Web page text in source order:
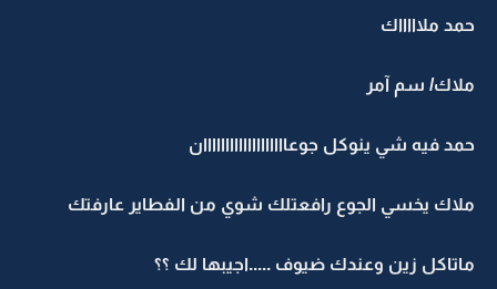
حمد ملاااااك
ملاك/ سم آمر
حمد فيه شي ينوكل جوعااااااااااااااااااان
ملاك يخسي الجوع رافعتلك شوي من الفطاير عارفتك
ماتاكل زين وعندك ضيوف .....اجيبها لك ؟؟